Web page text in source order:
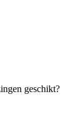
geschikt?